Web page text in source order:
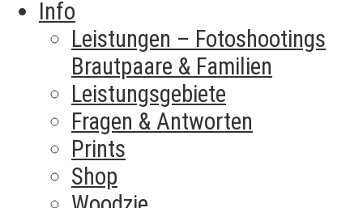
Info
Leistungen – Fotoshootings
Brautpaare & Familien​
Leistungsgebiete
Fragen & Antworten
Prints
Shop